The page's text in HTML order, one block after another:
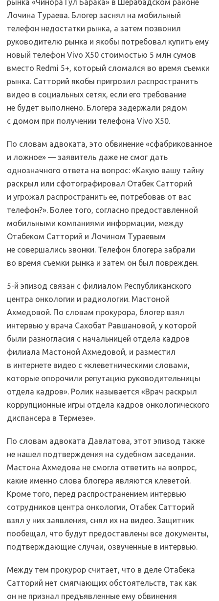
рынка «Чинора Гул Барака» в Шерабадском районе
Лочина Тураева. Блогер заснял на мобильный
телефон недостатки рынка, а затем позвонил
руководителю рынка и якобы потребовал купить ему
новый телефон Vivo Х50 стоимостью 5 млн сумов
вместо Redmi 5+, который сломался во время съемки
рынка. Сатторий якобы пригрозил распространить
видео в социальных сетях, если его требование
не будет выполнено. Блогера задержали рядом
с домом при получении телефона Vivo Х50.
По словам адвоката, это обвинение «сфабрикованное
и ложное» — заявитель даже не смог дать
однозначного ответа на вопрос: «Какую вашу тайну
раскрыл или сфотографировал Отабек Сатторий
и угрожал распространить ее, потребовав от вас
телефон?». Более того, согласно предоставленной
мобильными компаниями информации, между
Отабеком Сатторий и Лочином Тураевым
не совершались звонки. Телефон блогера забрали
во время съемки рынка и затем он был поврежден.
5-й эпизод связан с филиалом Республиканского
центра онкологии и радиологии. Мастоной
Ахмедовой. По словам прокурора, блогер взял
интервью у врача Сахобат Равшановой, у которой
были разногласия с начальницей отдела кадров
филиала Мастоной Ахмедовой, и разместил
в интернете видео с «клеветническими словами,
которые опорочили репутацию руководительницы
отдела кадров». Ролик называется «Врач раскрыл
коррупционные игры отдела кадров онкологического
диспансера в Термезе».
По словам адвоката Давлатова, этот эпизод также
не нашел подтверждения на судебном заседании.
Мастона Ахмедова не смогла ответить на вопрос,
какие именно слова блогера являются клеветой.
Кроме того, перед распространением интервью
сотрудников центра онкологии, Отабек Сатторий
взял у них заявления, снял их на видео. Защитник
пообещал, что будут предоставлены все документы,
подтверждающие случаи, озвученные в интервью.
Между тем прокурор считает, что в деле Отабека
Сатторий нет смягчающих обстоятельств, так как
он не признал предъявленные ему обвинения